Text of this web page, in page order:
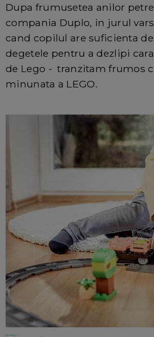
Dupa frumusetea anilor
compania Duplo, in jurul
cand copilul are suficienta
degetele pentru a dezlipi
de Lego - tranzitam frumos
minunata a LEGO.